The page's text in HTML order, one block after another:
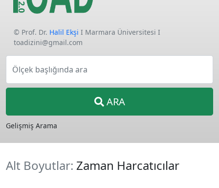
© Prof. Dr. Halil Ekşi I Marmara Üniversitesi I
toadizini@gmail.com
Ölçek başlığında ara
ARA
Gelişmiş Arama
Alt Boyutlar: Zaman Harcatıcılar